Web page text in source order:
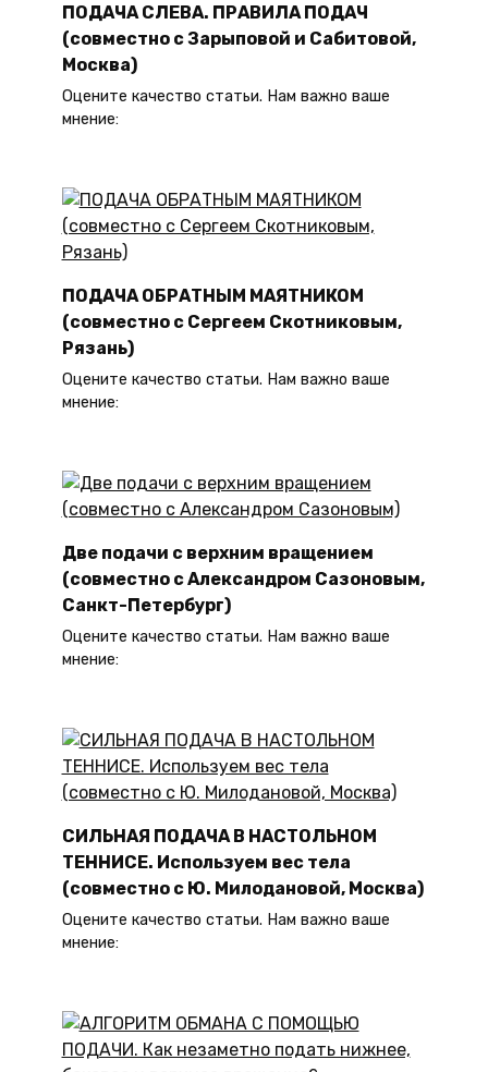
ПОДАЧА СЛЕВА. ПРАВИЛА ПОДАЧ
(совместно с Зарыповой и Сабитовой,
Москва)
Оцените качество статьи. Нам важно ваше
мнение:
ПОДАЧА ОБРАТНЫМ МАЯТНИКОМ
(совместно с Сергеем Скотниковым,
Рязань)
Оцените качество статьи. Нам важно ваше
мнение:
Две подачи с верхним вращением
(совместно с Александром Сазоновым,
Санкт-Петербург)
Оцените качество статьи. Нам важно ваше
мнение:
СИЛЬНАЯ ПОДАЧА В НАСТОЛЬНОМ
ТЕННИСЕ. Используем вес тела
(совместно с Ю. Милодановой, Москва)
Оцените качество статьи. Нам важно ваше
мнение: